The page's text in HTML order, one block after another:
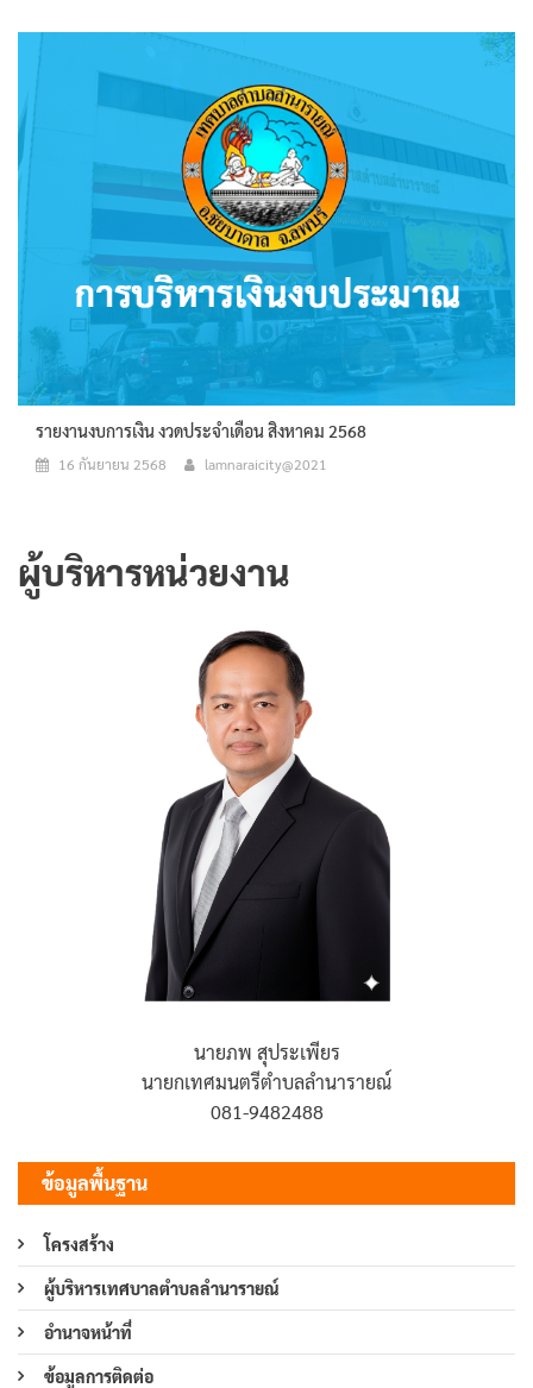
รายงานงบการเงิน งวดประจำเดือน สิงหาคม 2568
16 กันยายน 2568 lamnaraicity@2021
ผู้บริหารหน่วยงาน
นายภพ สุประเพียร
นายกเทศมนตรีตำบลลำนารายณ์
081-9482488
ข้อมูลพื้นฐาน
โครงสร้าง
ผู้บริหารเทศบาลตำบลลำนารายณ์
อำนาจหน้าที่
ข้อมูลการติดต่อ